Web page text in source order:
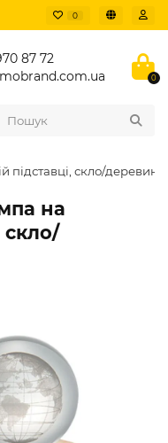
0
87 72
0
підставці, скло/деревина
на
скло/